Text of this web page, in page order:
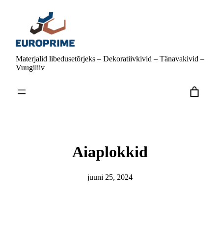
Materjalid libedusetõrjeks – Dekoratiivkivid – Tänavakivid –
Vuugiliiv
Aiaplokkid
juuni 25, 2024